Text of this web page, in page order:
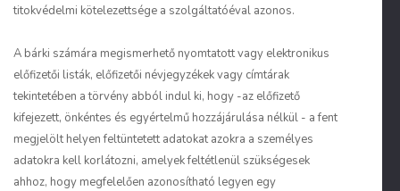
titokvédelmi kötelezettsége a szolgáltatóéval azonos.
A bárki számára megismerhető nyomtatott vagy elektronikus
előfizetői listák, előfizetői névjegyzékek vagy címtárak
tekintetében a törvény abból indul ki, hogy -az előfizető
kifejezett, önkéntes és egyértelmű hozzájárulása nélkül - a fent
megjelölt helyen feltüntetett adatokat azokra a személyes
adatokra kell korlátozni, amelyek feltétlenül szükségesek
ahhoz, hogy megfelelően azonosítható legyen egy